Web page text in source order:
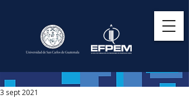
3 sept 2021